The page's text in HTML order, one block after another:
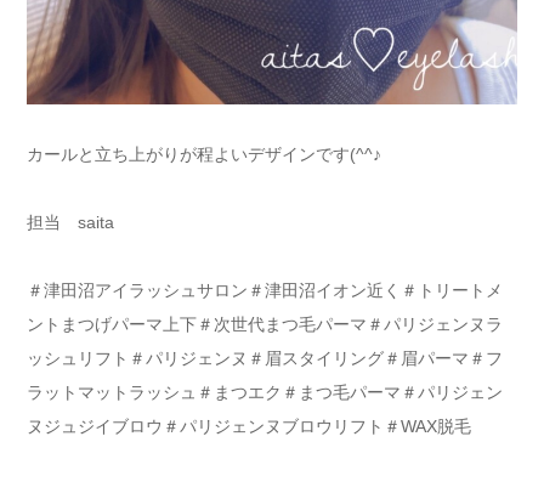
カールと立ち上がりが程よいデザインです(^^♪
担当 saita
＃津田沼アイラッシュサロン＃津田沼イオン近く＃トリートメ
ントまつげパーマ上下＃次世代まつ毛パーマ＃パリジェンヌラ
ッシュリフト＃パリジェンヌ＃眉スタイリング＃眉パーマ＃フ
ラットマットラッシュ＃まつエク＃まつ毛パーマ＃パリジェン
ヌジュジイブロウ＃パリジェンヌブロウリフト＃WAX脱毛